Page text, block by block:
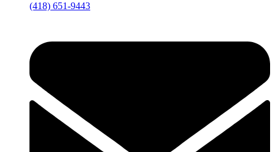
(418) 651-9443